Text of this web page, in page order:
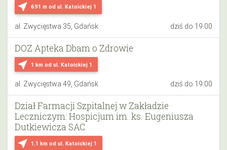
near_me 691 m od ul. Katoickiej 1
al. Zwycięstwa 35, Gdańsk dziś do 19:00
near_me 1 km od ul. Katoickiej 1
DOZ Apteka Dbam o Zdrowie
al. Zwycięstwa 49, Gdańsk dziś do 19:00
near_me 1.1 km od ul. Katoickiej 1
Dział Farmacji Szpitalnej w Zakładzie
Leczniczym: Hospicjum im. ks. Eugeniusza
Dutkiewicza SAC